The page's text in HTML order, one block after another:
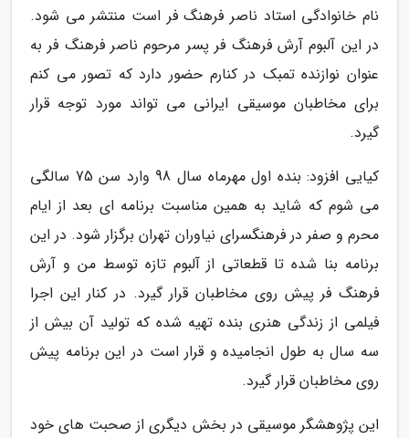
نام خانوادگی استاد ناصر فرهنگ فر است منتشر می شود.
در این آلبوم آرش فرهنگ فر پسر مرحوم ناصر فرهنگ فر به
عنوان نوازنده تمبک در کنارم حضور دارد که تصور می کنم
برای مخاطبان موسیقی ایرانی می تواند مورد توجه قرار
گیرد.
کیایی افزود: بنده اول مهرماه سال 98 وارد سن 75 سالگی
می شوم که شاید به همین مناسبت برنامه ای بعد از ایام
محرم و صفر در فرهنگسرای نیاوران تهران برگزار شود. در این
برنامه بنا شده تا قطعاتی از آلبوم تازه توسط من و آرش
فرهنگ فر پیش روی مخاطبان قرار گیرد. در کنار این اجرا
فیلمی از زندگی هنری بنده تهیه شده که تولید آن بیش از
سه سال به طول انجامیده و قرار است در این برنامه پیش
روی مخاطبان قرار گیرد.
این پژوهشگر موسیقی در بخش دیگری از صحبت های خود